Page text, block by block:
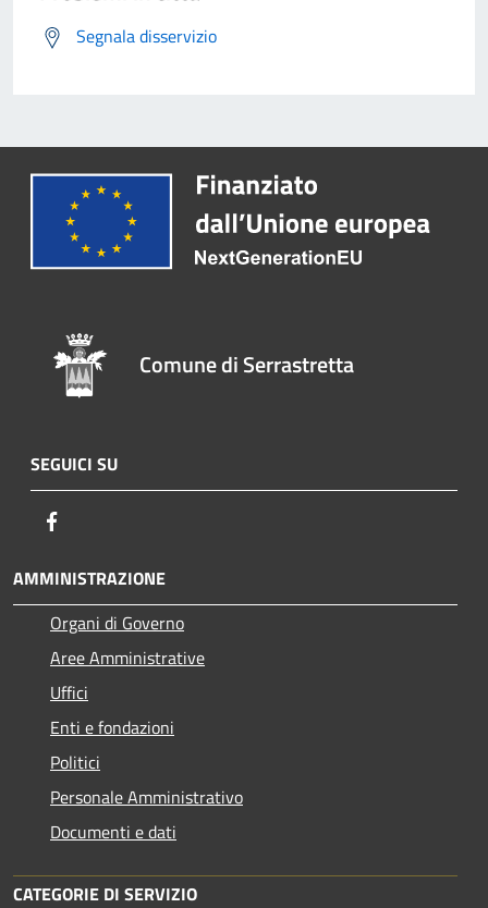
Segnala disservizio
Comune di Serrastretta
SEGUICI SU
AMMINISTRAZIONE
Organi di Governo
Aree Amministrative
Uffici
Enti e fondazioni
Politici
Personale Amministrativo
Documenti e dati
CATEGORIE DI SERVIZIO